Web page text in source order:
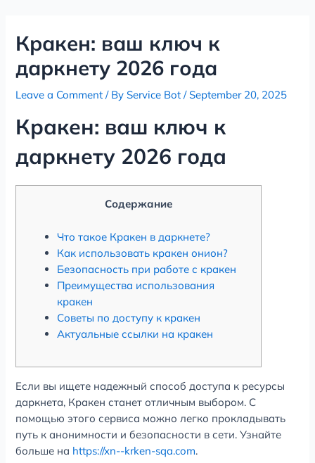
contentКракен: ваш ключ к
даркнету 2026 года
Leave a Comment / ByService Bot/September 20, 2025
Кракен: ваш ключ к
даркнету 2026 года
Содержание
Что такое Кракен в даркнете?
Как использовать кракен онион?
Безопасность при работе с кракен
Преимущества использования
кракен
Советы по доступу к кракен
Актуальные ссылки на кракен
Если вы ищете надежный способ доступа к ресурсы
даркнета, Кракен станет отличным выбором. С
помощью этого сервиса можно легко прокладывать
путь к анонимности и безопасности в сети. Узнайте
больше на https://xn--krken-sqa.com.